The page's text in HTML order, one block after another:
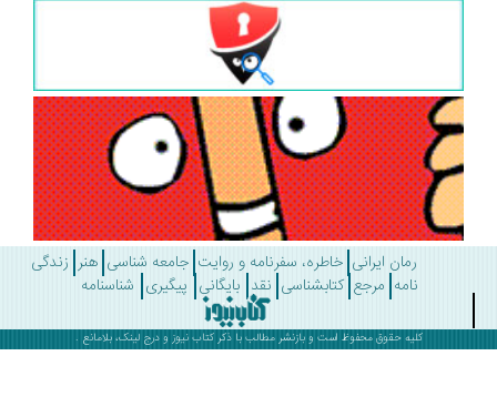
رمان ایرانی خاطره، سفرنامه و روایت جامعه شناسی هنر زندگی
مرجع کتابشناسی نقد بایگانی پیگیری شناسنامه
کلیه حقوق محفوظ است و بازنشر مطالب با ذکرکتاب نیوز و درج لینک، بلامانع .